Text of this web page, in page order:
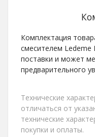
Комплектация
смесителем Ledeme
поставки и может
предварительного
Технические
отличаться от
технические
покупки и оплаты.